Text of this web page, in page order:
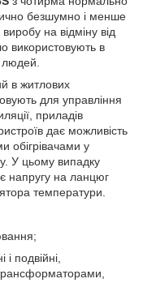
безшумно і менше
на відміну від
використовують в
в житлових
для управління
приладів
дає можливість
обігрівачами у
У цьому випадку
напругу на ланцюг
температури.
подвійні,